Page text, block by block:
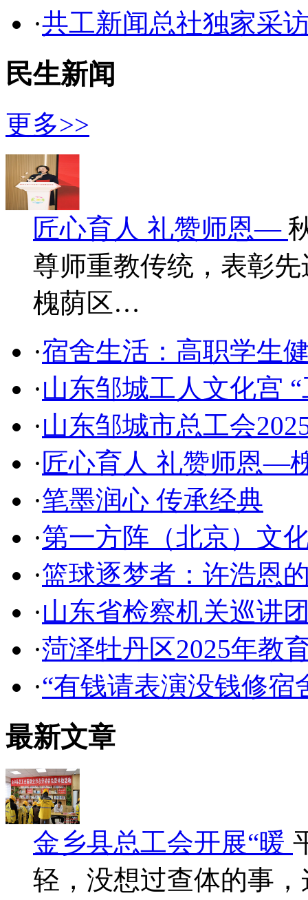
·共工新闻总社独家采
民生新闻
更多>>
匠心育人 礼赞师恩—
尊师重教传统，表彰
槐荫区…
·宿舍生活：高职学生
·山东邹城工人文化宫
·山东邹城市总工会
· 匠心育人 礼赞师恩—
·笔墨润心 传承经典
·第一方阵（北京）文
·篮球逐梦者：许浩恩
·山东省检察机关巡讲
·菏泽牡丹区2025年教
·“有钱请表演没钱修宿
最新文章
金乡县总工会开展“暖
轻，没想过查体的事